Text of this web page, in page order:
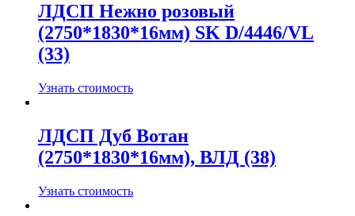
ЛДСП Нежно розовый
(2750*1830*16мм) SK D/4446/VL
(33)
Узнать стоимость
ЛДСП Дуб Вотан
(2750*1830*16мм), ВЛД (38)
Узнать стоимость